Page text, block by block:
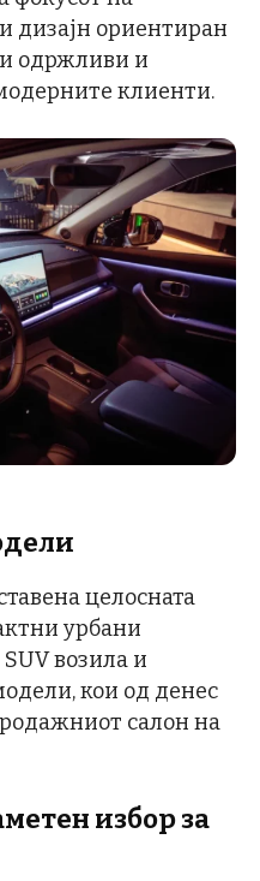
дизајн ориентиран
одржливи и
клиенти.
целосната
урбани
возила и
кои од денес
салон на
избор за